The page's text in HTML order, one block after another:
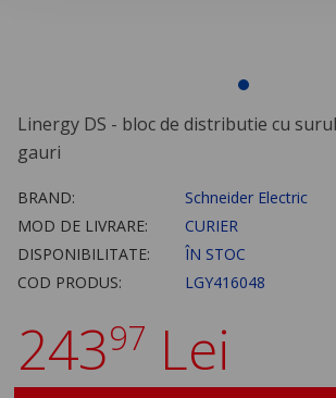
Linergy DS - bloc de distributie cu
gauri
BRAND:
Schneider Electric
MOD DE LIVRARE:
CURIER
DISPONIBILITATE:
ÎN STOC
COD PRODUS:
LGY416048
24397 Lei